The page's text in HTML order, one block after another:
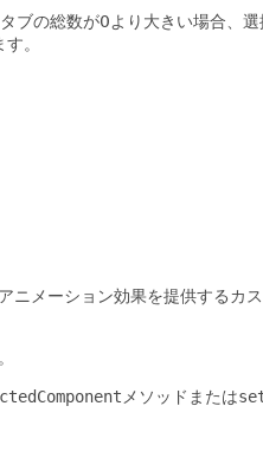
タブの総数が0より大きい場合、
。
ニメーション効果を提供するカ
メソッドまたは